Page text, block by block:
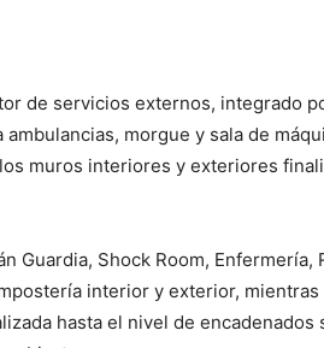
de servicios externos, integrado
morgue y sala de
muros interiores y exteriores
Guardia, Shock Room, Enfermería,
interior y exterior,
hasta el nivel de